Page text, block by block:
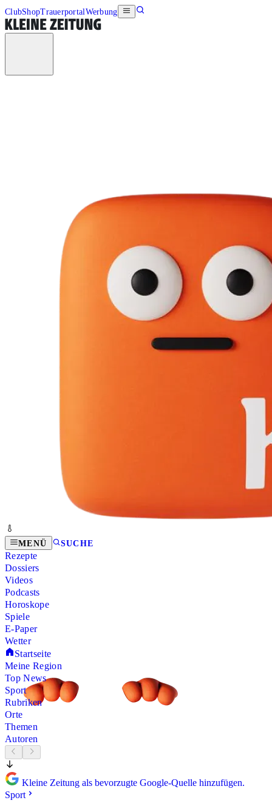
ClubShopTrauerportalWerbung
MENÜ SUCHE
Rezepte
Dossiers
Videos
Podcasts
Horoskope
Spiele
E-Paper
Wetter
Startseite
Meine Region
Top News
Sport
Rubriken
Orte
Themen
Autoren
Kleine Zeitung als bevorzugte Google-Quelle hinzufügen.
Sport